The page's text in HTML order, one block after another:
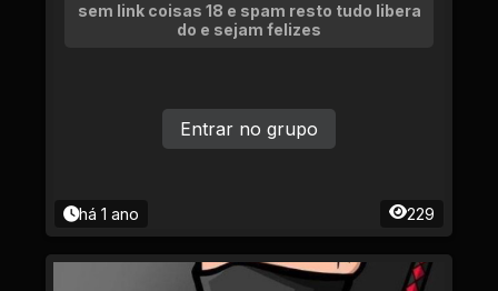
sem link coisas 18 e spam resto tudo libera
do e sejam felizes
há 1 ano 229
Entrar no grupo